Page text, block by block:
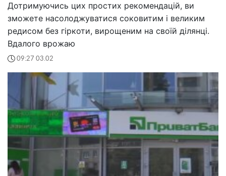
Дотримуючись цих простих рекомендацій, ви
зможете насолоджуватися соковитим і великим
редисом без гіркоти, вирощеним на своїй ділянці.
Вдалого врожаю
09:27 03.02